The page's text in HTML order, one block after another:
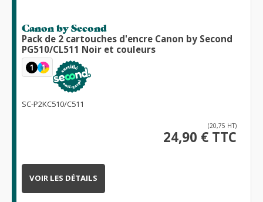
Canon by Second
Pack de 2 cartouches d'encre Canon by Second
PG510/CL511 Noir et couleurs
1 1
SC-P2KC510/C511
(20,75 HT)
24,90 € TTC
VOIR LES DÉTAILS